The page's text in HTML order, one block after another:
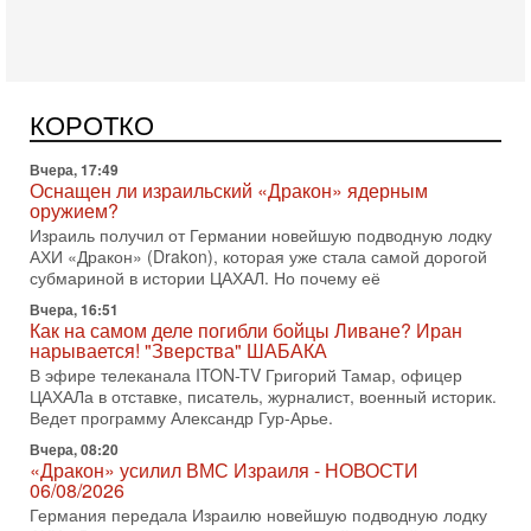
КОРОТКО
АХИ «Дракон» (Drakon), которая уже стала самой дорогой
субмариной в истории ЦАХАЛ. Но почему её
Вчера, 16:51
Как на самом деле погибли бойцы Ливане? Иран
нарывается! "Зверства" ШАБАКА
В эфире телеканала ITON-TV Григорий Тамар, офицер
ЦАХАЛа в отставке, писатель, журналист, военный историк.
Ведет программу Александр Гур-Арье.
Вчера, 08:20
«Дракон» усилил ВМС Израиля - НОВОСТИ
06/08/2026
Германия передала Израилю новейшую подводную лодку
АХИ «Дракон», которую называют самой мощной
субмариной на Ближнем Востоке. Передача прошла на
5-08-2026, 18:16
Сколько ещё Нетаниягу продержится у власти?
«Нетаниягу вечен?» — почему предстоящие выборы в